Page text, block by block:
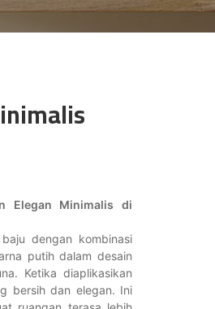
Elegan Minimalis di
dengan kombinasi
putih dalam desain
Ketika diaplikasikan
bersih dan elegan. Ini